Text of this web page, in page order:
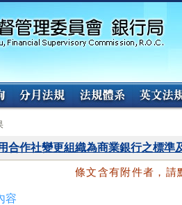
合作社變更組織為商業銀行之標準
條文含有附件者，請
容